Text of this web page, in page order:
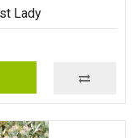
Lady